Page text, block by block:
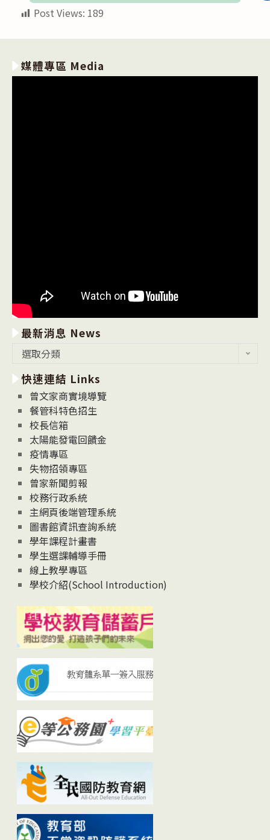
Post Views: 189
媒體專區 Media
最新消息 News
消
息
News
選取分類
快速連結 Links
曾文家商實境導覽
餐管科特色招生
校長信箱
太陽能發電回饋金
疫情專區
失物招領專區
曾家新聞剪報
校務行政系統
主網頁後端管理系統
圖書館資訊查詢系統
學年課程計畫書
學生選課輔導手冊
線上教學專區
學校介紹(School Introduction)